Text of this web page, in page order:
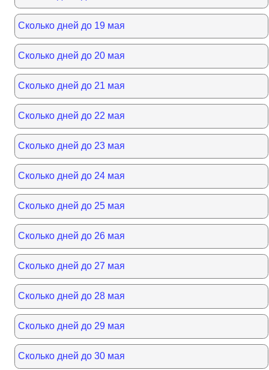
Сколько дней до 19 мая
Сколько дней до 20 мая
Сколько дней до 21 мая
Сколько дней до 22 мая
Сколько дней до 23 мая
Сколько дней до 24 мая
Сколько дней до 25 мая
Сколько дней до 26 мая
Сколько дней до 27 мая
Сколько дней до 28 мая
Сколько дней до 29 мая
Сколько дней до 30 мая